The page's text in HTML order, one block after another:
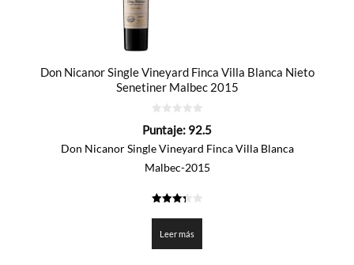
Don Nicanor Single Vineyard Finca Villa Blanca Nieto
Senetiner Malbec 2015
de
Puntaje: 92.5
Don Nicanor Single Vineyard Finca Villa Blanca
Malbec-2015
de 5
Leer más